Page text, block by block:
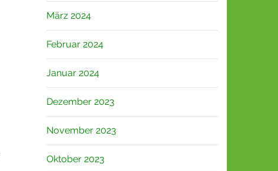
März 2024
Februar 2024
Januar 2024
Dezember 2023
November 2023
Oktober 2023